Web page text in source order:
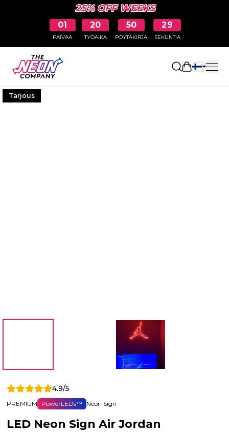
25% OFF WEEKS
01
PÄIVÄÄ
20
TYÖAIKA
50
PÖYTÄKIRJA
28
SEKUNTIA
Avaa
Tarjous
4.9/5
PREMIUM PowerLEDs™ Neon Sign
LED Neon Sign Air Jordan